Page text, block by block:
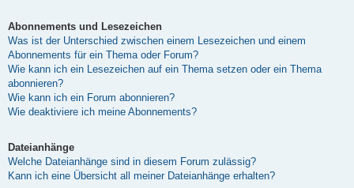
Abonnements und Lesezeichen
Was ist der Unterschied zwischen einem Lesezeichen und einem
Abonnements für ein Thema oder Forum?
Wie kann ich ein Lesezeichen auf ein Thema setzen oder ein Thema
abonnieren?
Wie kann ich ein Forum abonnieren?
Wie deaktiviere ich meine Abonnements?
Dateianhänge
Welche Dateianhänge sind in diesem Forum zulässig?
Kann ich eine Übersicht all meiner Dateianhänge erhalten?